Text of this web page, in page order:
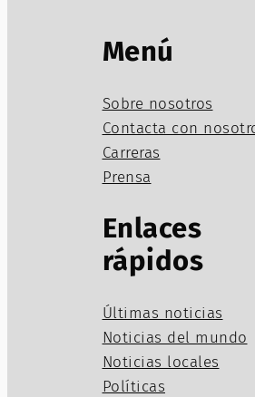
Menú
Sobre nosotros
Contacta con
Carreras
Prensa
Enlaces
rápidos
Últimas noticias
Noticias del mundo
Noticias locales
Políticas